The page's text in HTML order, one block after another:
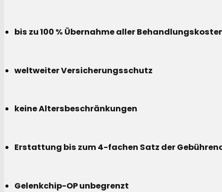
bis zu 100 % Übernahme aller
weltweiter Versicherungsschutz
keine Altersbeschränkungen
Erstattung bis zum 4-fachen Satz der
Gelenkchip-OP unbegrenzt